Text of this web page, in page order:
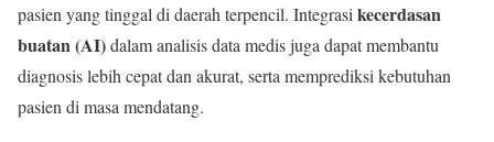
pasien yang tinggal di daerah terpencil. Integrasi kecerdasan
buatan (AI)dalam analisis data medis juga dapat membantu
diagnosis lebih cepat dan akurat, serta memprediksi kebutuhan
pasien di masa mendatang.